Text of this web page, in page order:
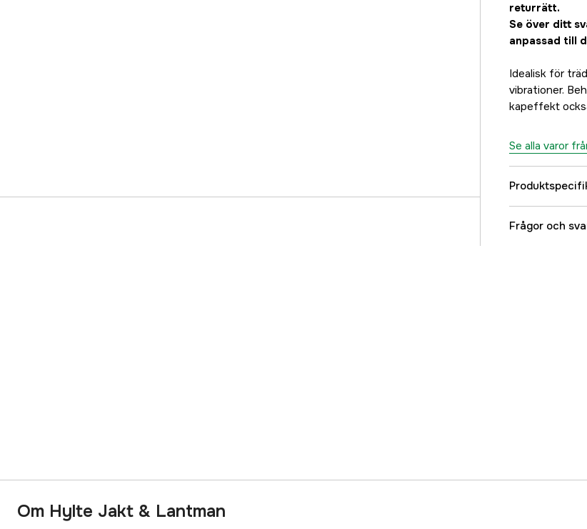
returrätt.
Se över ditt
anpassad till
Idealisk för
vibrationer.
kapeffekt
Se alla varor
Drivlänkar
Frågor och
Om Hylte Jakt & Lantman